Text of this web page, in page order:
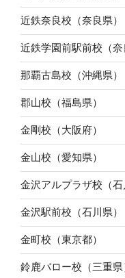
近鉄奈良校（奈良県）
近鉄学園前駅前校（奈
那覇古島校（沖縄県）
郡山校（福島県）
金剛校（大阪府）
金山校（愛知県）
金沢アルプラザ校（石
金沢駅前校（石川県）
金町校（東京都）
鈴鹿バロー校（三重県